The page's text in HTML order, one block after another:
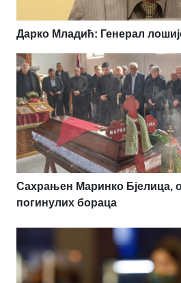
Дарко Младић: Генерал
Сахрањен Маринко Бјелица,
погинулих бораца